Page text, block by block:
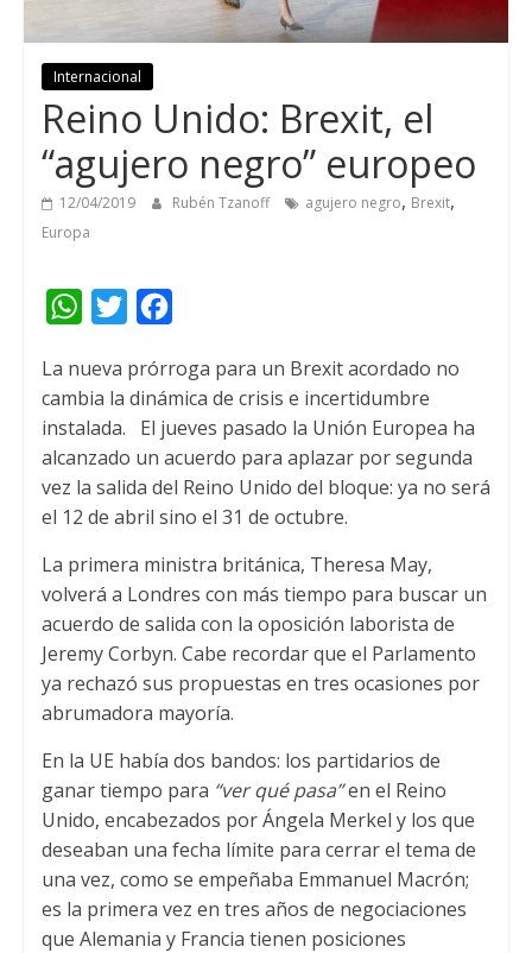
Internacional
Reino Unido: Brexit, el
“agujero negro” europeo
12/04/2019 Rubén Tzanoff agujero negro, Brexit,
Europa
W
a
t
s
A
p
p
i
t
t
e
r
c
e
b
o
o
k
La nueva prórroga para un Brexit acordado no
cambia la dinámica de crisis e incertidumbre
instalada. El jueves pasado la Unión Europea ha
alcanzado un acuerdo para aplazar por segunda
vez la salida del Reino Unido del bloque: ya no será
el 12 de abril sino el 31 de octubre.
La primera ministra británica, Theresa May,
volverá a Londres con más tiempo para buscar un
acuerdo de salida con la oposición laborista de
Jeremy Corbyn. Cabe recordar que el Parlamento
ya rechazó sus propuestas en tres ocasiones por
abrumadora mayoría.
En la UE había dos bandos: los partidarios de
ganar tiempo para “ver qué pasa”en el Reino
Unido, encabezados por Ángela Merkel y los que
deseaban una fecha límite para cerrar el tema de
una vez, como se empeñaba Emmanuel Macrón;
es la primera vez en tres años de negociaciones
que Alemania y Francia tienen posiciones